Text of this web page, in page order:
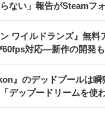
ない」報告がSteamフ
ン ワイルドランズ』無
60fps対応―新作の開発
』のデッドプールは
デップードリームを使